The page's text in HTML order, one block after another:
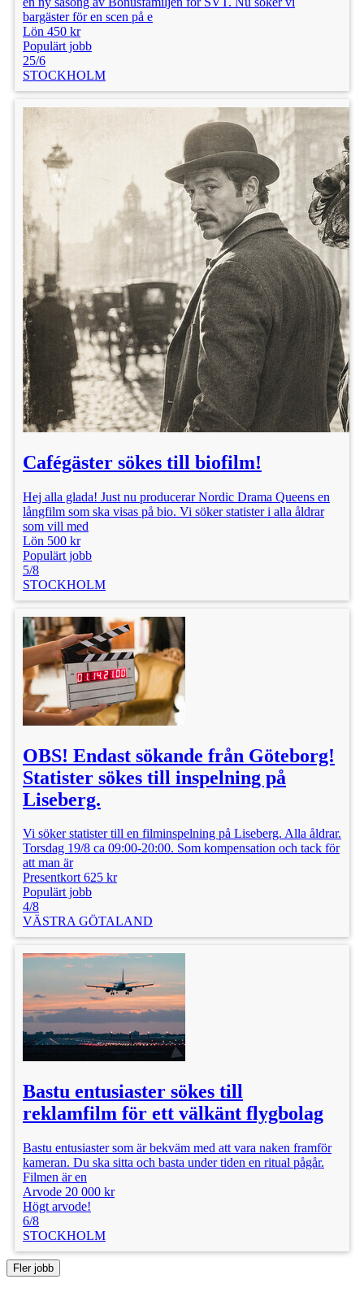
bargäster för en scen på e
Lön 450 kr
Populärt jobb
25/6
STOCKHOLM
Cafégäster sökes till biofilm!
Hej alla glada! Just nu producerar Nordic Drama Queens en
långfilm som ska visas på bio. Vi söker statister i alla åldrar
som vill med
Lön 500 kr
Populärt jobb
5/8
STOCKHOLM
OBS! Endast sökande från Göteborg!
Statister sökes till inspelning på
Liseberg.
Vi söker statister till en filminspelning på Liseberg. Alla åldrar.
Torsdag 19/8 ca 09:00-20:00. Som kompensation och tack för
att man är
Presentkort 625 kr
Populärt jobb
4/8
VÄSTRA GÖTALAND
Bastu entusiaster sökes till
reklamfilm för ett välkänt flygbolag
Bastu entusiaster som är bekväm med att vara naken framför
kameran. Du ska sitta och basta under tiden en ritual pågår.
Filmen är en
Arvode 20 000 kr
Högt arvode!
6/8
STOCKHOLM
Fler jobb